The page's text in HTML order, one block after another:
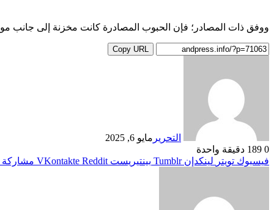
ووفق ذات المصادر؛ فإن الحبوب المصادرة كانت مخزنة إلى جانب
Copy URL
التحرير مايو 6, 2025
0
دقيقة واحدة
فيسبوك تويتر لينكدإن بينتيريست مشاركة